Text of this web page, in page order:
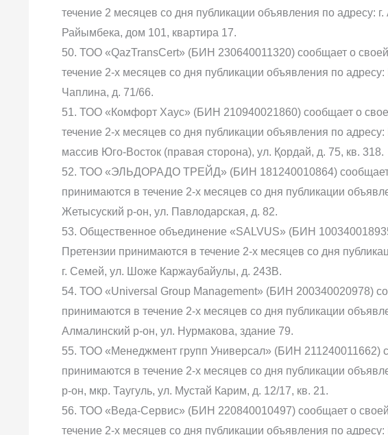
течение 2 месяцев со дня публикации объявления по адресу:
Райымбека, дом 101, квартира 17.
50. ТОО «QazTransCert» (БИН 230640011320) сообщает о
течение 2-х месяцев со дня публикации объявления по
Чаплина, д. 71/66.
51. ТОО «Комфорт Хаус» (БИН 210940021860) сообщает о
течение 2-х месяцев со дня публикации объявления по
массив Юго-Восток (правая сторона), ул. Қордай, д. 75, кв. 318.
52. ТОО «ЭЛЬДОРАДО ТРЕЙД» (БИН 181240010864) сообщает
принимаются в течение 2-х месяцев со дня публикации
Жетысуский р-он, ул. Павлодарская, д. 82.
53. Общественное объединение «SALVUS» (БИН
Претензии принимаются в течение 2-х месяцев со дня
г. Семей, ул. Шоже Каржаубайулы, д. 243В.
54. ТОО «Universal Group Management» (БИН 200340020978)
принимаются в течение 2-х месяцев со дня публикации
Алмалинский р-он, ул. Нурмакова, здание 79.
55. ТОО «Менеджмент групп Универсал» (БИН 211240011662)
принимаются в течение 2-х месяцев со дня публикации
р-он, мкр. Таугуль, ул. Мустай Карим, д. 12/17, кв. 21.
56. ТОО «Веда-Сервис» (БИН 220840010497) сообщает о
течение 2-х месяцев со дня публикации объявления по адресу: